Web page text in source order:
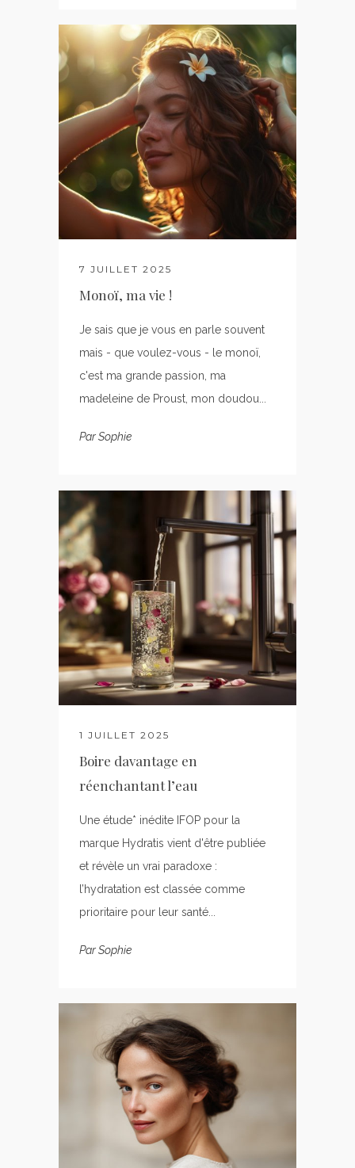
7 JUILLET 2025
Monoï, ma vie !
Je sais que je vous en parle souvent
mais - que voulez-vous - le monoï,
c'est ma grande passion, ma
madeleine de Proust, mon doudou...
ParSophie
1 JUILLET 2025
Boire davantage en
réenchantant l’eau
Une étude* inédite IFOP pour la
marque Hydratis vient d'être publiée
et révèle un vrai paradoxe :
l’hydratation est classée comme
prioritaire pour leur santé...
ParSophie